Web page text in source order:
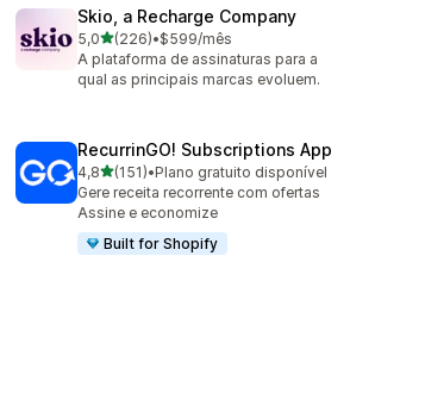
Skio, a Recharge Company
5,0de 5 estrelas
(226)
226 avaliações ao todo
•$599/mês
A plataforma de assinaturas para a
qual as principais marcas evoluem.
RecurrinGO! Subscriptions App
4,8de 5 estrelas
(151)
151 avaliações ao todo
•Plano gratuito disponível
Gere receita recorrente com ofertas
Assine e economize
Built for Shopify